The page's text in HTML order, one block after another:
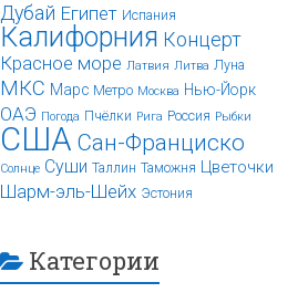
Дубай Египет Испания
Калифорния Концерт
Красное море Латвия Литва Луна
МКС Марс Метро Москва Нью-Йорк
ОАЭ Погода Пчёлки Рига Россия Рыбки
США Сан-Франциско
Солнце Суши Таллин Таможня Цветочки
Шарм-эль-Шейх Эстония
Категории